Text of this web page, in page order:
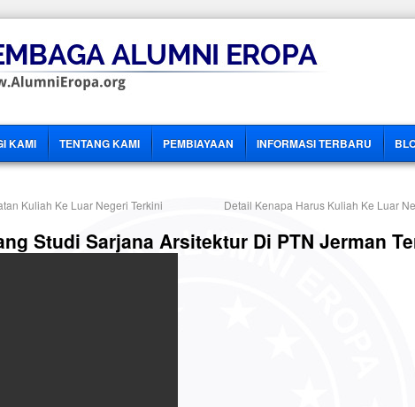
KAMI TENTANG KAMI PEMBIAYAAN INFORMASI TERBARU
Kuliah Ke Luar Negeri Terkini Detail Kenapa Harus Kuliah Ke Luar
Studi Sarjana Arsitektur Di PTN Jerman